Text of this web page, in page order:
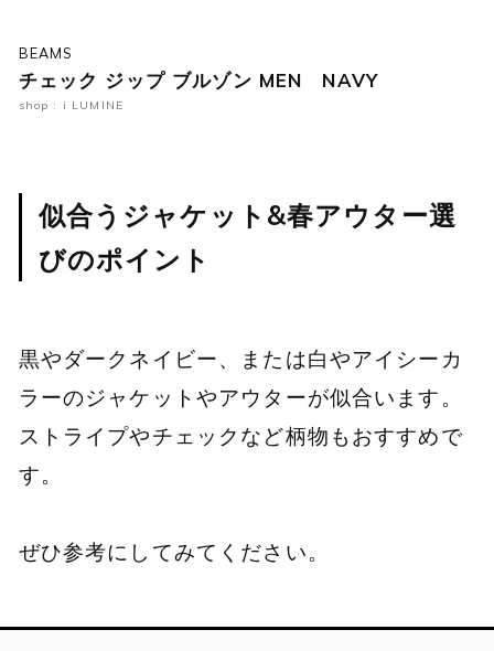
BEAMS
チェック ジップ ブルゾン MEN NAVY
shop : i LUMINE
似合うジャケット&春アウター選
びのポイント
黒やダークネイビー、または白やアイシーカ
ラーのジャケットやアウターが似合います。
ストライプやチェックなど柄物もおすすめで
す。
ぜひ参考にしてみてください。